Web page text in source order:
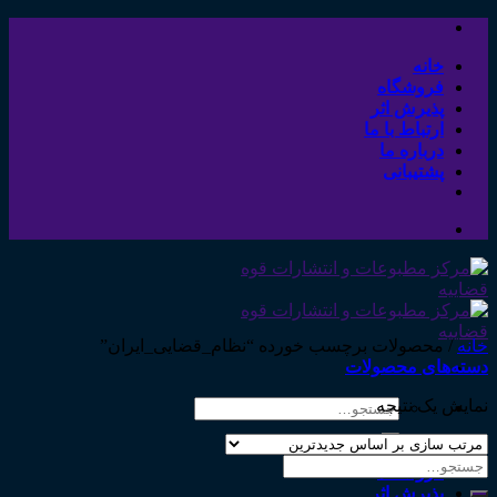
Skip
contentخانه
فروشگاه
پذیرش اثر
ارتباط با ما
درباره ما
پشتیبانی
جستجو
خانه
فروشگاه
پذیرش اثر
خانه /محصولات برچسب خورده “نظام_قضایی_ایران”
دسته‌های محصولات
نمایش یک نتیجه
جستجو